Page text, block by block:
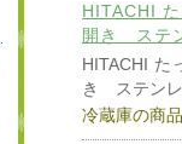
HITACHI
開き ステ
HITACHI
き ステン
冷蔵庫の商